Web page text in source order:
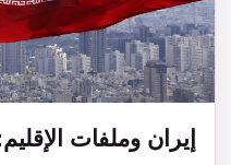
إيران وملفات